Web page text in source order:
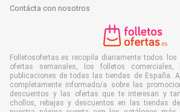
Contácta con nosotros
Folletosofertas.es recopila diariamente todos
ofertas semanales, los folletos
publicaciones de todas las tiendas de España.
completamente informado/a sobre las
descuentos y las ofertas que te interesan y
chollos, rebajas y descuentos en las tiendas